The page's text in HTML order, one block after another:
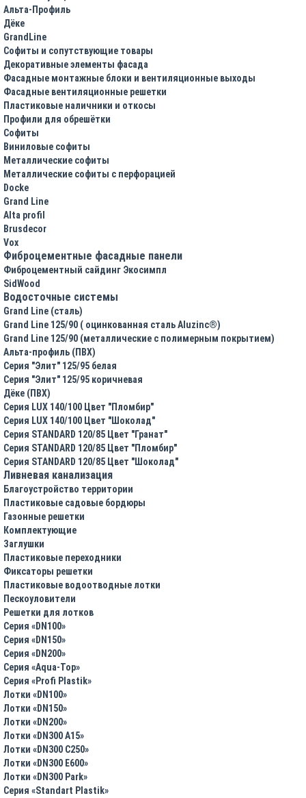
Альта-Профиль
Дёке
GrandLine
Софиты и сопутствующие товары
Декоративные элементы фасада
Фасадные монтажные блоки и вентиляционные выходы
Фасадные вентиляционные решетки
Пластиковые наличники и откосы
Профили для обрешётки
Софиты
Виниловые софиты
Металлические софиты
Металлические софиты с перфорацией
Docke
Grand Line
Alta profil
Brusdecor
Vox
Фиброцементные фасадные панели
Фиброцементный сайдинг Экосимпл
SidWood
Водосточные системы
Grand Line (сталь)
Grand Line 125/90 ( оцинкованная сталь Aluzinc®)
Grand Line 125/90 (металлические с полимерным покрытием)
Альта-профиль (ПВХ)
Серия "Элит" 125/95 белая
Серия "Элит" 125/95 коричневая
Дёке (ПВХ)
Серия LUX 140/100 Цвет "Пломбир"
Серия LUX 140/100 Цвет "Шоколад"
Серия STANDARD 120/85 Цвет "Гранат"
Серия STANDARD 120/85 Цвет "Пломбир"
Серия STANDARD 120/85 Цвет "Шоколад"
Ливневая канализация
Благоустройство территории
Пластиковые садовые бордюры
Газонные решетки
Комплектующие
Заглушки
Пластиковые переходники
Фиксаторы решетки
Пластиковые водоотводные лотки
Пескоуловители
Решетки для лотков
Серия «DN100»
Серия «DN150»
Серия «DN200»
Серия «Aqua-Top»
Серия «Profi Plastik»
Лотки «DN100»
Лотки «DN150»
Лотки «DN200»
Лотки «DN300 A15»
Лотки «DN300 C250»
Лотки «DN300 E600»
Лотки «DN300 Park»
Серия «Standart Plastik»